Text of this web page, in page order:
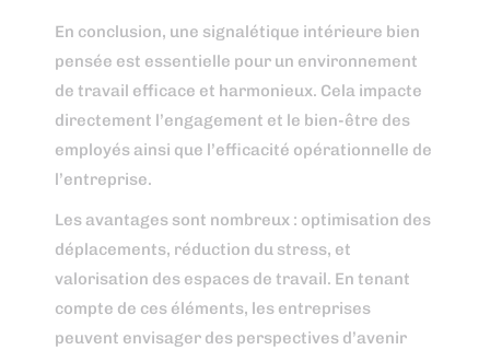
En conclusion, une signalétique intérieure bien
pensée est essentielle pour un environnement
de travail efficace et harmonieux. Cela impacte
directement l’engagement et le bien-être des
employés ainsi que l’efficacité opérationnelle de
l’entreprise.
Les avantages sont nombreux : optimisation des
déplacements, réduction du stress, et
valorisation des espaces de travail. En tenant
compte de ces éléments, les entreprises
peuvent envisager des perspectives d’avenir